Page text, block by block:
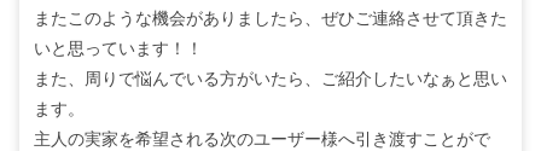
またこのような機会がありましたら、ぜひご連絡させて頂きた
いと思っています！！
また、周りで悩んでいる方がいたら、ご紹介したいなぁと思い
ます。
主人の実家を希望される次のユーザー様へ引き渡すことがで